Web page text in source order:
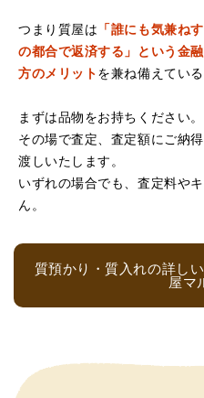
（京都府亀岡市）他店舗に
まりお売りしたくないと思っ
は電話対応からも誠実な印
しようと思っておりました
す。
つまり質屋は 「誰にも気兼ね
の都合で返済する」という金
方のメリットを兼ね備えている
まずは品物をお持ちください。
その場で査定、査定額にご納
渡しいたします。
いずれの場合でも、査定料や
ん。
質預かり・質入れの詳し
屋マ